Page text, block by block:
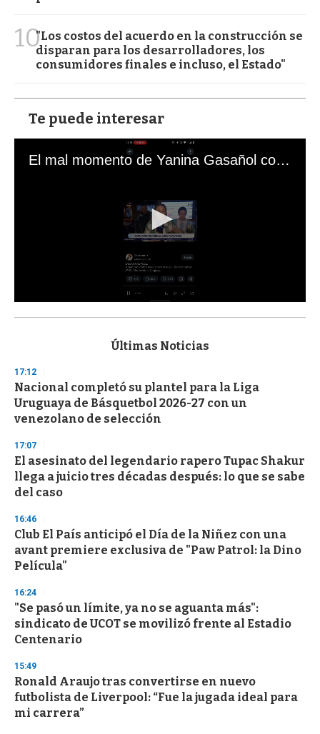
10"Los costos del acuerdo en la construcción se
disparan para los desarrolladores, los
consumidores finales e incluso, el Estado"
Te puede interesar
El mal momento de Yanina Gasañol con un hincha argentino en "Subrayado"
s
d
s
o
f
3
s
e
c
o
n
Últimas Noticias
17:12
Nacional completó su plantel para la Liga
Uruguaya de Básquetbol 2026-27 con un
venezolano de selección
17:07
El asesinato del legendario rapero Tupac Shakur
llega a juicio tres décadas después: lo que se sabe
del caso
16:46
Club El País anticipó el Día de la Niñez con una
avant premiere exclusiva de "Paw Patrol: la Dino
Película"
16:24
"Se pasó un límite, ya no se aguanta más":
sindicato de UCOT se movilizó frente al Estadio
Centenario
15:49
Ronald Araujo tras convertirse en nuevo
futbolista de Liverpool: “Fue la jugada ideal para
mi carrera”